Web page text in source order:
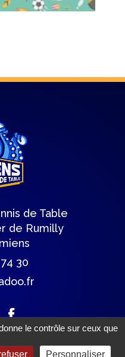
de Table
de Rumilly
30
club
le contrôle sur ceux que
Personnaliser